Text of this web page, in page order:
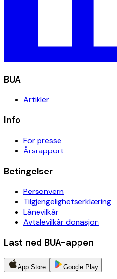
BUA
Artikler
Info
For presse
Årsrapport
Betingelser
Personvern
Tilgjengelighetserklæring
Lånevilkår
Avtalevilkår donasjon
Last ned BUA-appen
App Store Google Play